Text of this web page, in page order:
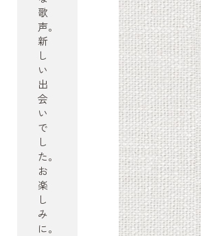
歌
声。
新
し
い
出
会
い
で
し
た。
お
楽
し
み
に。